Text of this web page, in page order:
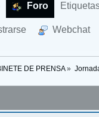
Foro
Webchat
DE PRENSA»